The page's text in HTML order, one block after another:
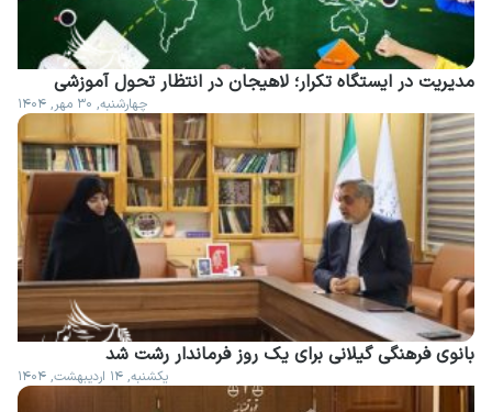
مدیریت در ایستگاه تکرار؛ لاهیجان در انتظار تحول آموزشی
چهارشنبه, ۳۰ مهر, ۱۴۰۴
بانوی فرهنگی گیلانی برای یک روز فرماندار رشت شد
یکشنبه, ۱۴ اردیبهشت, ۱۴۰۴